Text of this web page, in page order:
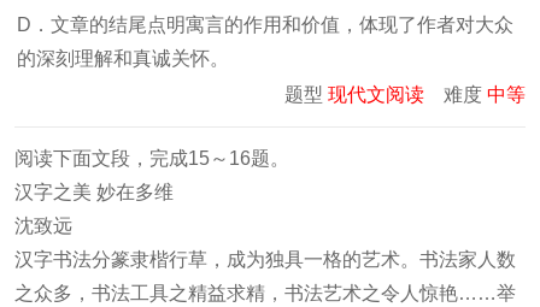
D．文章的结尾点明寓言的作用和价值，体现了作者对大众
的深刻理解和真诚关怀。
题型 现代文阅读 难度 中等
阅读下面文段，完成15～16题。
汉字之美 妙在多维
沈致远
汉字书法分篆隶楷行草，成为独具一格的艺术。书法家人数
之众多，书法工具之精益求精，书法艺术之令人惊艳……举